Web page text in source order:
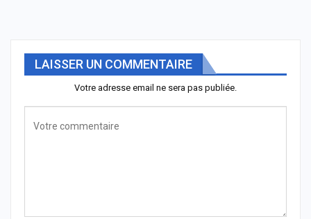
LAISSER UN COMMENTAIRE
Votre adresse email ne sera pas publiée.